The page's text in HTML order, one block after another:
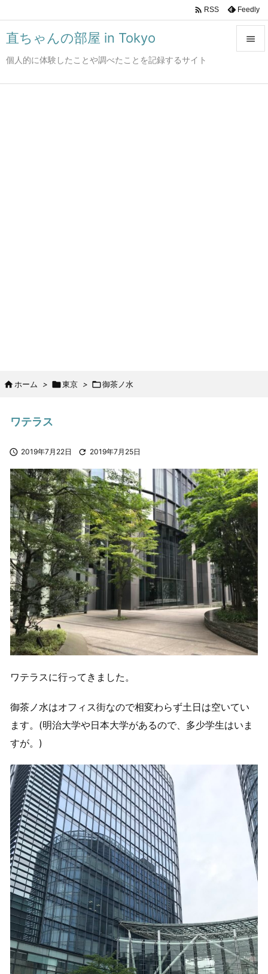
直ちゃんの部屋 in Tokyo
個人的に体験したことや調べたことを記録するサイト

 RSS Feedly
 ホーム > 東京 > 御茶ノ水
ワテラス
 2019年7月22日  2019年7月25日
ワテラスに行ってきました。
御茶ノ水はオフィス街なので相変わらず土日は空いてい
ます。(明治大学や日本大学があるので、多少学生はいま
すが。)